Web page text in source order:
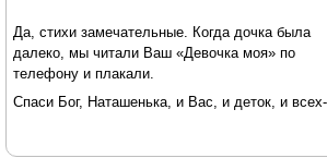
Да, стихи замечательные. Когда дочка была
далеко, мы читали Ваш «Девочка моя» по
телефону и плакали.
Спаси Бог, Наташенька, и Вас, и деток, и